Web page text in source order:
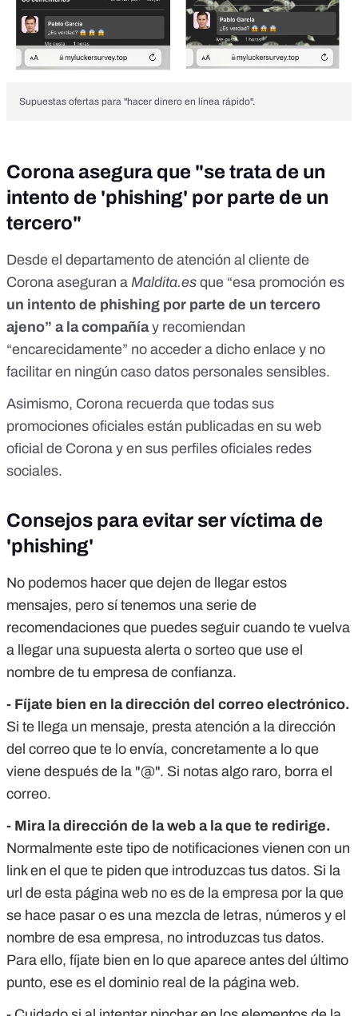
Supuestas ofertas para "hacer dinero en línea rápido".
Corona asegura que "se trata de un
intento de 'phishing' por parte de un
tercero"
Desde el departamento de atención al cliente de
Corona aseguran a Maldita.es que “esa promoción es
un intento de phishing por parte de un tercero
ajeno” a la compañíay recomiendan
“encarecidamente” no acceder a dicho enlace y no
facilitar en ningún caso datos personales sensibles.
Asimismo, Corona recuerda que todas sus
promociones oficiales están publicadas en su web
oficial de Corona y en sus perfiles oficiales redes
sociales.
Consejos para evitar ser víctima de
'phishing'
No podemos hacer que dejen de llegar estos
mensajes, pero sí tenemos una serie de
recomendaciones que puedes seguir cuando te vuelva
a llegar una supuesta alerta o sorteo que use el
nombre de tu empresa de confianza.
- Fíjate bien en la dirección del correo electrónico.
Si te llega un mensaje, presta atención a la dirección
del correo que te lo envía, concretamente a lo que
viene después de la "@". Si notas algo raro, borra el
correo.
- Mira la dirección de la web a la que te redirige.
Normalmente este tipo de notificaciones vienen con un
link en el que te piden que introduzcas tus datos. Si la
url de esta página web no es de la empresa por la que
se hace pasar o es una mezcla de letras, números y el
nombre de esa empresa, no introduzcas tus datos.
Para ello, fíjate bien en lo que aparece antes del último
punto, ese es el dominio real de la página web.